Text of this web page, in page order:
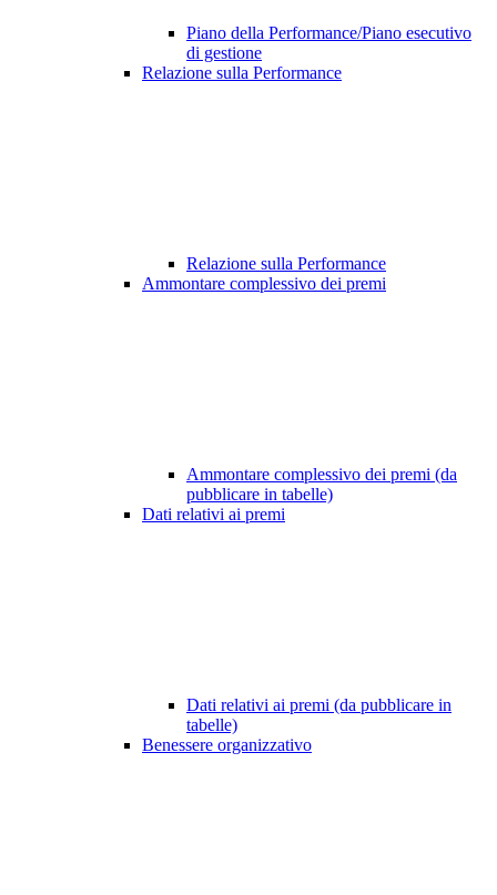
Piano della Performance/Piano esecutivo
di gestione
Relazione sulla Performance
Relazione sulla Performance
Ammontare complessivo dei premi
Ammontare complessivo dei premi (da
pubblicare in tabelle)
Dati relativi ai premi
Dati relativi ai premi (da pubblicare in
tabelle)
Benessere organizzativo